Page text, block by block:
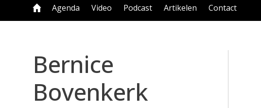
Agenda Video Podcast Artikelen Contact
Bernice
Bovenkerk